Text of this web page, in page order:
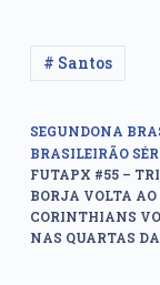
# Santos
SEGUNDONA
BRASILEIRÃO
FUTAPX #55 –
BORJA VOLTA
CORINTHIANS
NAS QUARTAS